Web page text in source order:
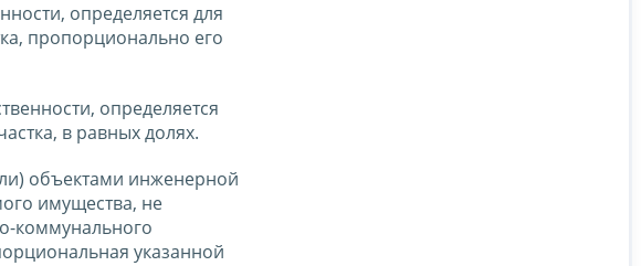
определяется для
пропорционально его
определяется
в равных долях.
объектами инженерной
имущества, не
коммунального
указанной